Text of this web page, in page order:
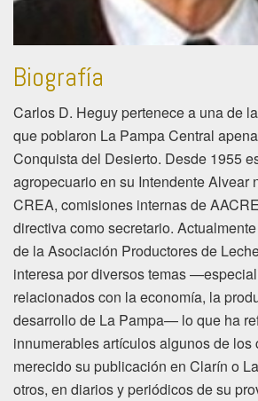
Biografía
Carlos D. Heguy pertenece a una de
que poblaron La Pampa Central
Conquista del Desierto. Desde 1955
agropecuario en su Intendente Alvear
CREA, comisiones internas de
directiva como secretario.
de la Asociación Productores de
interesa por diversos temas
relacionados con la economía, la
desarrollo de La Pampa— lo que ha
innumerables artículos algunos de los
merecido su publicación en Clarín o
otros, en diarios y periódicos de su